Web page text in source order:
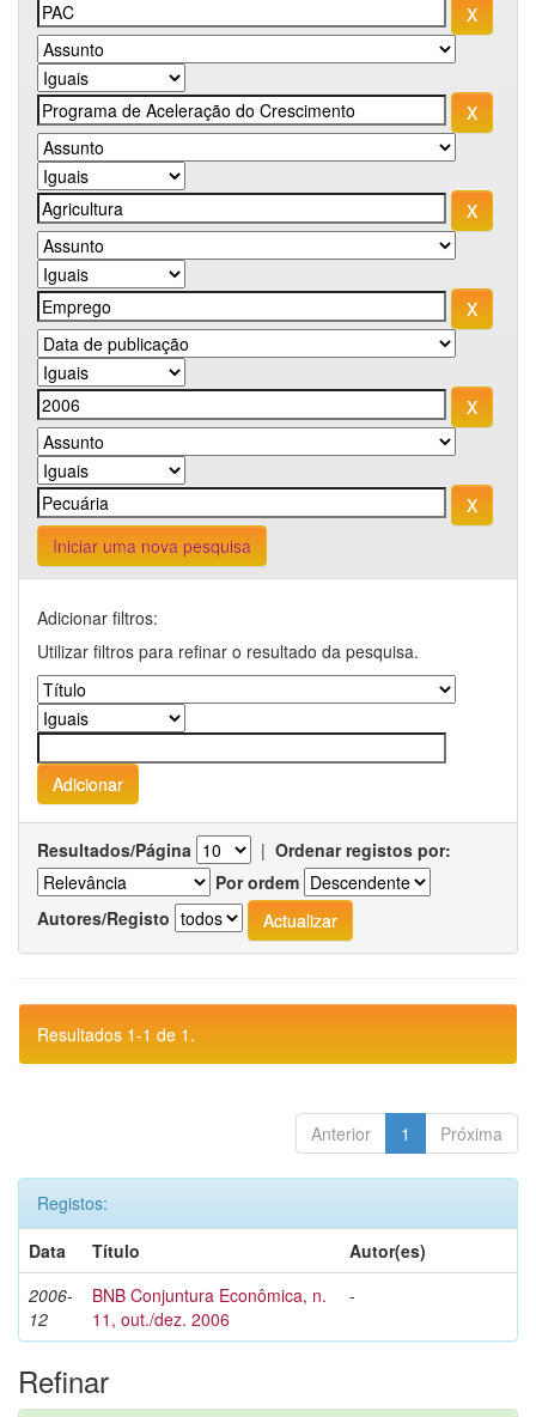
Iniciar uma nova pesquisa
Adicionar filtros:
Utilizar filtros para refinar o resultado da pesquisa.
Resultados/Página | Ordenar registos por:
Por ordem
Autores/Registo
Resultados 1-1 de 1.
Anterior 1 Próxima
Registos:
Data
Título
Autor(es)
2006-
12
BNB Conjuntura Econômica, n.
11, out./dez. 2006
-
Refinar